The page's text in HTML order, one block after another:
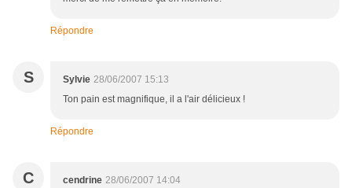
Répondre
S Sylvie 28/06/2007 15:13
Ton pain est magnifique, il a l'air délicieux !
Répondre
C cendrine 28/06/2007 14:04